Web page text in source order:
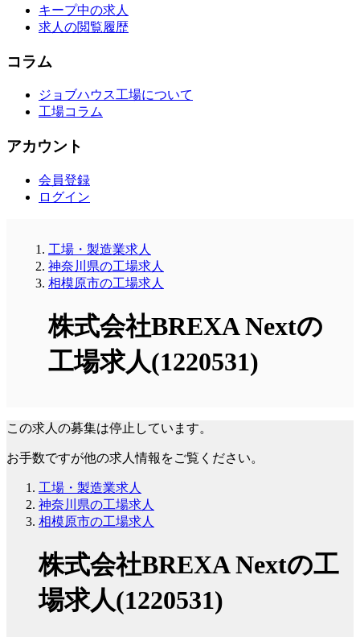
キープ中の求人
求人の閲覧履歴
コラム
ジョブハウス工場について
工場コラム
アカウント
会員登録
ログイン
工場・製造業求人
神奈川県の工場求人
相模原市の工場求人
株式会社BREXA Nextの
工場求人(1220531)
この求人の募集は停止しています。
お手数ですが他の求人情報をご覧ください。
工場・製造業求人
神奈川県の工場求人
相模原市の工場求人
株式会社BREXA Nextの工
場求人(1220531)